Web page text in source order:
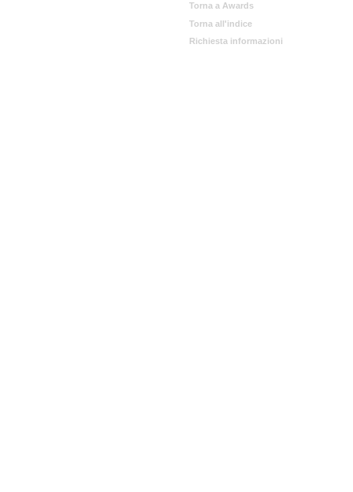
Torna a Awards
Torna all'indice
Richiesta informazioni